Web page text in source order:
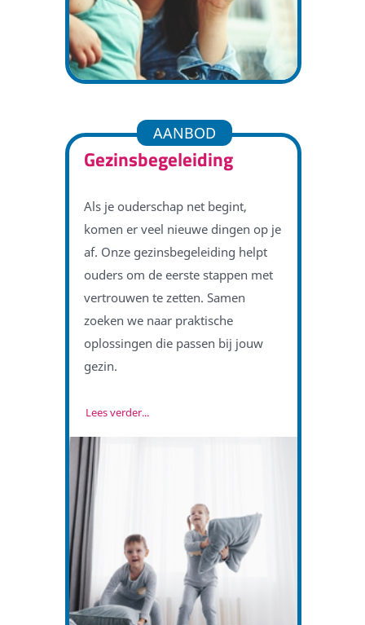
AANBOD
Gezinsbegeleiding
Als je ouderschap net begint,
komen er veel nieuwe dingen op je
af. Onze gezinsbegeleiding helpt
ouders om de eerste stappen met
vertrouwen te zetten. Samen
zoeken we naar praktische
oplossingen die passen bij jouw
gezin.
Lees verder...